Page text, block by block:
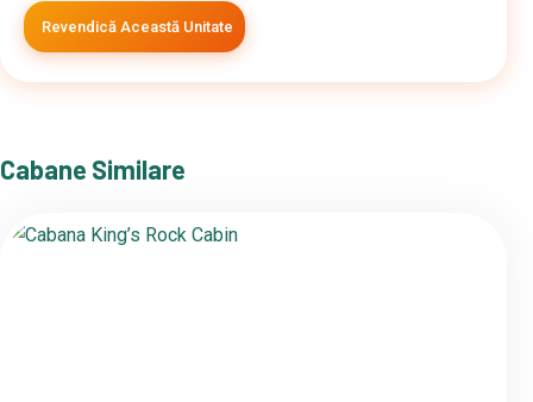
Revendică Această Unitate
Cabane Similare